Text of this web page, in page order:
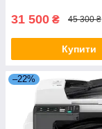
31 500 ₴ 45 300 ₴
Купити
–22%